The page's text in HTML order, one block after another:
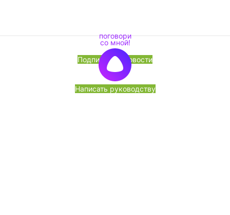
Подписка на новости
Написать руководству